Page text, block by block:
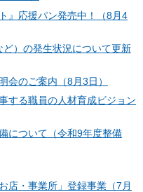
』応援パン発売中！（8月4
）の発生状況について更新
会のご案内（8月3日）
する職員の人材育成ビジョン
について（令和9年度整備
店・事業所」登録事業（7月